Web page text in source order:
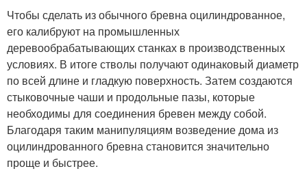
Чтобы сделать из обычного бревна оцилиндрованное,
его калибруют на промышленных
деревообрабатывающих станках в производственных
условиях. В итоге стволы получают одинаковый диаметр
по всей длине и гладкую поверхность. Затем создаются
стыковочные чаши и продольные пазы, которые
необходимы для соединения бревен между собой.
Благодаря таким манипуляциям возведение дома из
оцилиндрованного бревна становится значительно
проще и быстрее.